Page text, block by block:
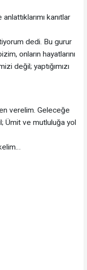
kanıtlar
dedi. Bu gurur
onların hayatlarını
değil; yaptığımızı
verelim. Geleceğe
Ümit ve mutluluğa yol